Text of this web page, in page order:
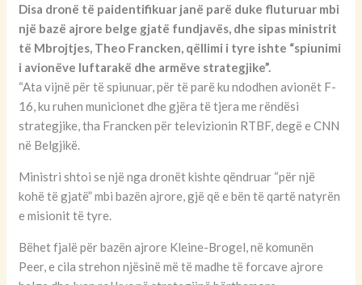
Disa dronë të paidentifikuar janë parë duke fluturuar mbi
një bazë ajrore belge gjatë fundjavës, dhe sipas ministrit
të Mbrojtjes, Theo Francken, qëllimi i tyre ishte “spiunimi
i avionëve luftarakë dhe armëve strategjike”.
“Ata vijnë për të spiunuar, për të parë ku ndodhen avionët F-
16, ku ruhen municionet dhe gjëra të tjera me rëndësi
strategjike, tha Francken për televizionin RTBF, degë e CNN
në Belgjikë.
Ministri shtoi se një nga dronët kishte qëndruar “për një
kohë të gjatë” mbi bazën ajrore, gjë që e bën të qartë natyrën
e misionit të tyre.
Bëhet fjalë për bazën ajrore Kleine-Brogel, në komunën
Peer, e cila strehon njësinë më të madhe të forcave ajrore